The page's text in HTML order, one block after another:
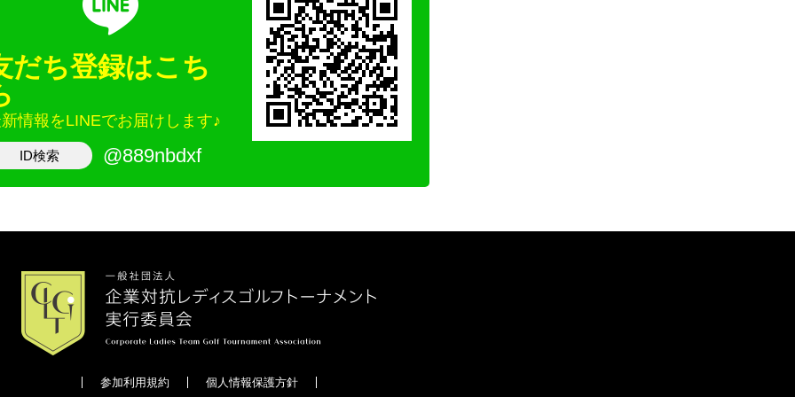
だち登録はこち
情報をLINEでお届けします♪
ID検索 @889nbdxf
参加利用規約 個人情報保護方針